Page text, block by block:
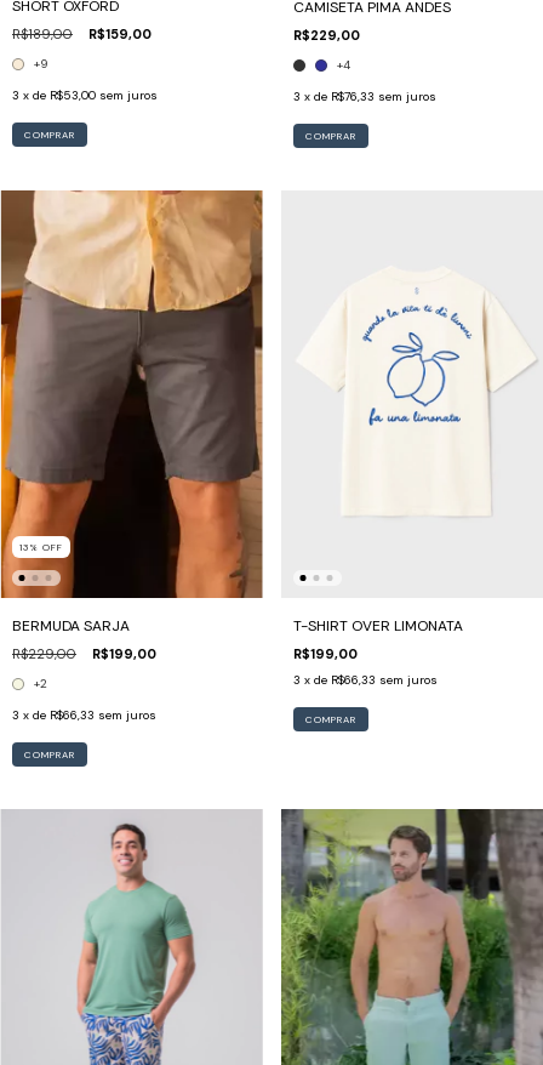
SHORT OXFORD
R$189,00 R$159,00
+9
3 x de R$53,00 sem juros
COMPRAR
CAMISETA PIMA ANDES
R$229,00
+4
3 x de R$76,33 sem juros
COMPRAR
13 % OFF
BERMUDA SARJA
R$229,00 R$199,00
+2
3 x de R$66,33 sem juros
COMPRAR
T-SHIRT OVER LIMONATA
R$199,00
3 x de R$66,33 sem juros
COMPRAR